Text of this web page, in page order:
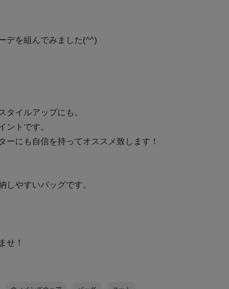
デを組んでみました(^^)
タイルアップにも。
ントです。
ーにも自信を持ってオススメ致します！
やすいバッグです。
せ！